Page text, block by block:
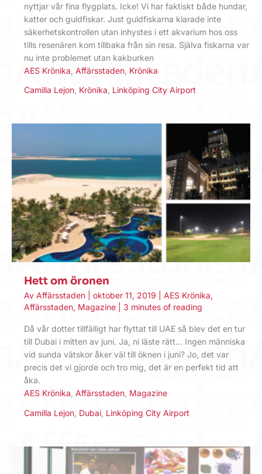
nyttjar vår fina flygplats. Icke! Vi har faktiskt både hundar,
katter och guldfiskar. Just guldfiskarna klarade inte
säkerhetskontrollen utan inhystes i ett akvarium hos oss
tills resenären kom tillbaka från sin resa. Själva fiskarna var
nu inte problemet utan kakburken
AES Krönika Affärsstaden Krönika
Camilla Lejon Krönika Linköping City Airport
Hett om öronen
Av Affärsstaden oktober 11, 2019 AES Krönika,
Affärsstaden, Magazine 3 minutes of reading
Då vår dotter tillfälligt har flyttat till UAE så blev det en tur
till Dubai i mitten av juni. Ja, ni läste rätt… Ingen människa
vid sunda vätskor åker väl till öknen i juni? Jo, det var
precis det vi gjorde och tro mig, det är en perfekt tid att
åka.
AES Krönika Affärsstaden Magazine
Camilla Lejon Dubai Linköping City Airport